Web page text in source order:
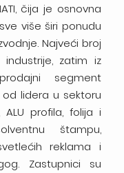
čija je osnovna
više širi ponudu
Najveći broj
zatim iz
segment
lidera u sektoru
profila, folija i
štampu,
reklama i
Zastupnici su